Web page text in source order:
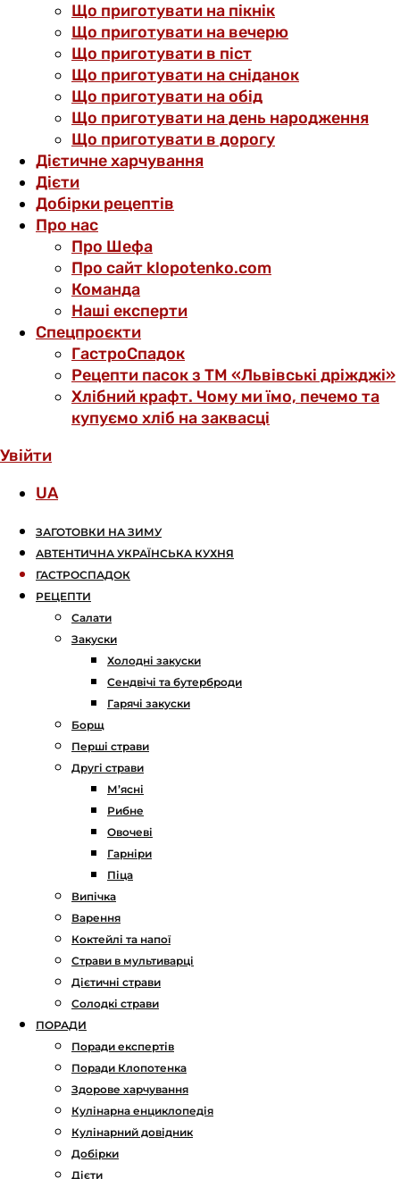
Що приготувати на пікнік
Що приготувати на вечерю
Що приготувати в піст
Що приготувати на сніданок
Що приготувати на обід
Що приготувати на день народження
Що приготувати в дорогу
Дієтичне харчування
Дієти
Добірки рецептів
Про нас
Про Шефа
Про сайт klopotenko.com
Команда
Наші експерти
Спецпроєкти
ГастроСпадок
Рецепти пасок з ТМ «Львівські дріжджі»
Хлібний крафт. Чому ми їмо, печемо та
купуємо хліб на заквасці
Увійти
UA
ЗАГОТОВКИ НА ЗИМУ
АВТЕНТИЧНА УКРАЇНСЬКА КУХНЯ
ГАСТРОСПАДОК
РЕЦЕПТИ
Салати
Закуски
Холодні закуски
Сендвічі та бутерброди
Гарячі закуски
Борщ
Перші страви
Другі страви
М’ясні
Рибне
Овочеві
Гарніри
Піца
Випічка
Варення
Коктейлі та напої
Страви в мультиварці
Дієтичні страви
Солодкі страви
ПОРАДИ
Поради експертів
Поради Клопотенка
Здорове харчування
Кулінарна енциклопедія
Кулінарний довідник
Добірки
Дієти